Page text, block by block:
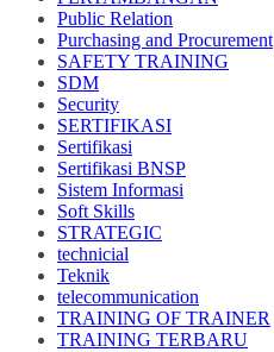
Public Relation
Purchasing and Procurement
SAFETY TRAINING
SDM
Security
SERTIFIKASI
Sertifikasi
Sertifikasi BNSP
Sistem Informasi
Soft Skills
STRATEGIC
technicial
Teknik
telecommunication
TRAINING OF TRAINER
TRAINING TERBARU